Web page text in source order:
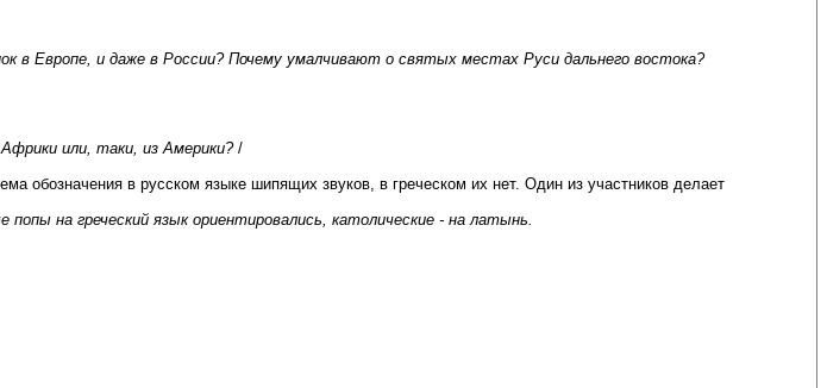
Европе, и даже в России? Почему умалчивают о святых местах Руси дальнего востока?
или, таки, из Америки? /
обозначения в русском языке шипящих звуков, в греческом их нет. Один из участников делает
на греческий язык ориентировались, католические - на латынь.